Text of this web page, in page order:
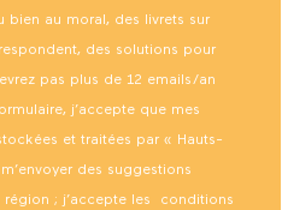
bien au moral, des livrets sur
des solutions pour
pas plus de 12 emails/an
j’accepte que mes
et traitées par « Hauts-
des suggestions
; j’accepte les conditions